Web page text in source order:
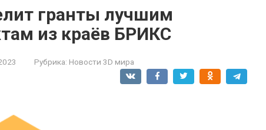
гранты лучшим
из краёв БРИКС
Рубрика: Новости 3D мира